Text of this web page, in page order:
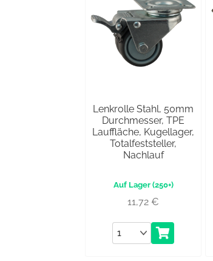
Lenkrolle Stahl, 50mm
Durchmesser, TPE
Lauffläche, Kugellager,
Totalfeststeller,
Nachlauf
(250+)
11,72€
Anzahl